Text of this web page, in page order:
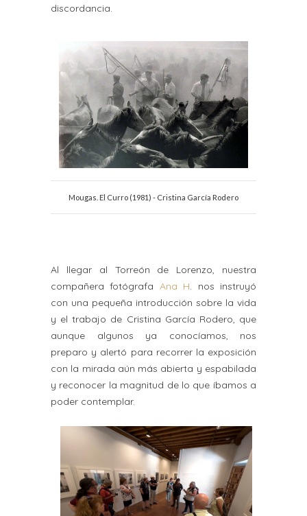
discordancia.
Mougas. El Curro (1981) - Cristina García Rodero
Al llegar al Torreón de Lorenzo, nuestra
compañera fotógrafa Ana H. nos instruyó
con una pequeña introducción sobre la vida
y el trabajo de Cristina García Rodero, que
aunque algunos ya conocíamos, nos
preparo y alertó para recorrer la exposición
con la mirada aún más abierta y espabilada
y reconocer la magnitud de lo que íbamos a
poder contemplar.